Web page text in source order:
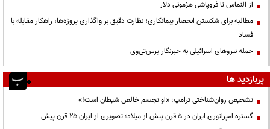
از التماس تا فروپاشی هژمونی دلار
مطالبه برای شکستن انحصار پیمانکاری؛ نظارت دقیق بر واگذاری پروژه‌ها، راهکار مقابله با
فساد
حمله نیروهای اسرائیلی به خبرنگار پرس‌تی‌وی
پربازدید ها
تشخیص روان‌شناختی ترامپ: «او تجسم خالص شیطان است!»
گستره امپراتوری ایران در ۵ قرن پیش از میلاد؛ تصویری از ایران ۲۵ قرن پیش